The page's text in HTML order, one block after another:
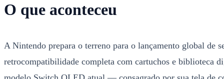
O que aconteceu
A Nintendo prepara o terreno para o lançamento global de
retrocompatibilidade completa com cartuchos e biblioteca